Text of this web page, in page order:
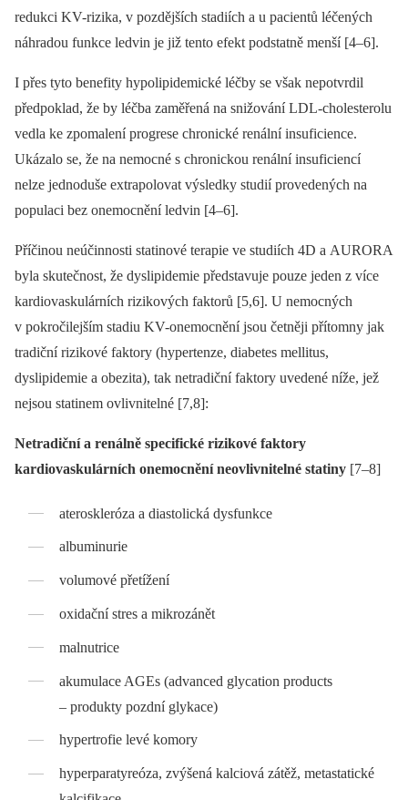
redukci KV-rizika, v pozdějších stadiích a u pacientů léčených
náhradou funkce ledvin je již tento efekt podstatně menší [4–6].
I přes tyto benefity hypolipidemické léčby se však nepotvrdil
předpoklad, že by léčba zaměřená na snižování LDL-cholesterolu
vedla ke zpomalení progrese chronické renální insuficience.
Ukázalo se, že na nemocné s chronickou renální insuficiencí
nelze jednoduše extrapolovat výsledky studií provedených na
populaci bez onemocnění ledvin [4–6].
Příčinou neúčinnosti statinové terapie ve studiích 4D a AURORA
byla skutečnost, že dyslipidemie představuje pouze jeden z více
kardiovaskulárních rizikových faktorů [5,6]. U nemocných
v pokročilejším stadiu KV-onemocnění jsou četněji přítomny jak
tradiční rizikové faktory (hypertenze, diabetes mellitus,
dyslipidemie a obezita), tak netradiční faktory uvedené níže, jež
nejsou statinem ovlivnitelné [7,8]:
Netradiční a renálně specifické rizikové faktory
kardiovaskulárních onemocnění neovlivnitelné statiny [7–8]
ateroskleróza a diastolická dysfunkce
albuminurie
volumové přetížení
oxidační stres a mikrozánět
malnutrice
akumulace AGEs (advanced glycation products
–⁠ produkty pozdní glykace)
hypertrofie levé komory
hyperparatyreóza, zvýšená kalciová zátěž, metastatické